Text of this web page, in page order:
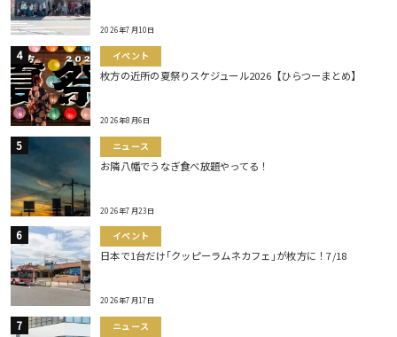
2026年7月10日
イベント
枚方の近所の夏祭りスケジュール2026【ひらつーまとめ】
2026年8月6日
ニュース
お隣八幡でうなぎ食べ放題やってる！
2026年7月23日
イベント
日本で1台だけ｢クッピーラムネカフェ｣が枚方に！7/18
2026年7月17日
ニュース